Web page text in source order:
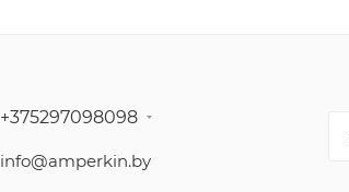
+375297098098
info@amperkin.by